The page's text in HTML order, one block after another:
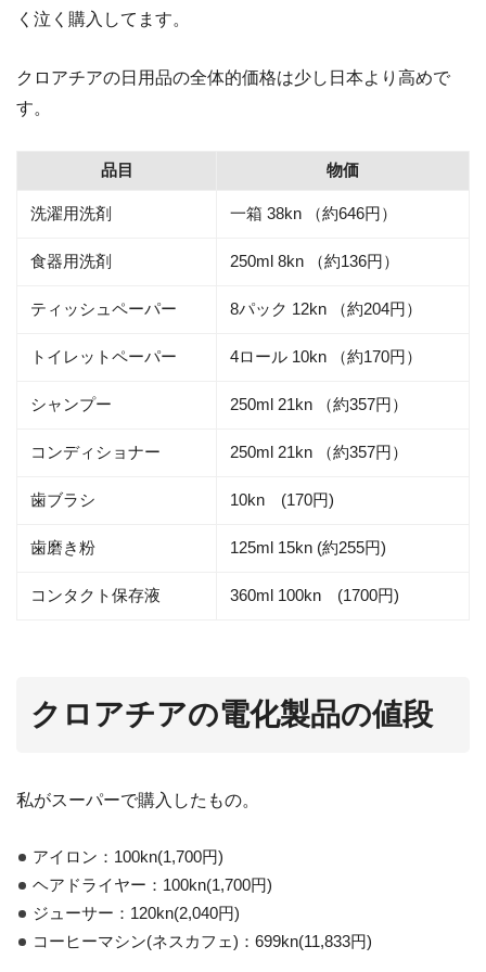
く泣く購入してます。
クロアチアの日用品の全体的価格は少し日本より高めで
す。
品目 物価
洗濯用洗剤 一箱 38kn （約646円）
食器用洗剤 250ml 8kn （約136円）
ティッシュペーパー 8パック 12kn （約204円）
トイレットペーパー 4ロール 10kn （約170円）
シャンプー 250ml 21kn （約357円）
コンディショナー 250ml 21kn （約357円）
歯ブラシ 10kn (170円)
歯磨き粉 125ml 15kn (約255円)
コンタクト保存液 360ml 100kn (1700円)
クロアチアの電化製品の値段
私がスーパーで購入したもの。
アイロン：100kn(1,700円)
ヘアドライヤー：100kn(1,700円)
ジューサー：120kn(2,040円)
コーヒーマシン(ネスカフェ)：699kn(11,833円)